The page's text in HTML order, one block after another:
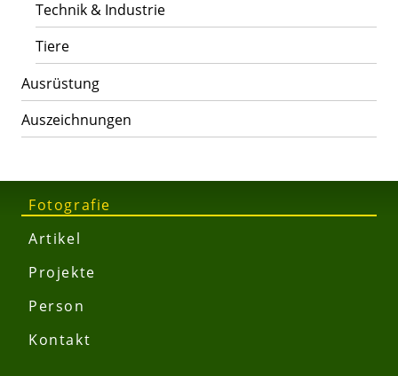
Fotografie
Artikel
Projekte
Person
Kontakt
Technik & Industrie
Tiere
Ausrüstung
Auszeichnungen